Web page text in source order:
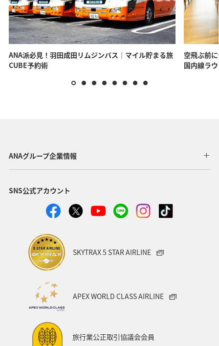
ANA派必見！羽田成田リムジンバス｜マイル貯まる旅
CUBE予約術
空飛ぶ前
国内線ラ
ANAグループ企業情報
SNS公式アカウント
SKYTRAX 5 STAR AIRLINE
APEX WORLD CLASS AIRLINE
旅行業公正取引協議会会員